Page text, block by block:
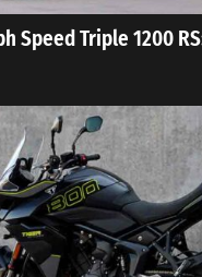
Speed Triple 1200